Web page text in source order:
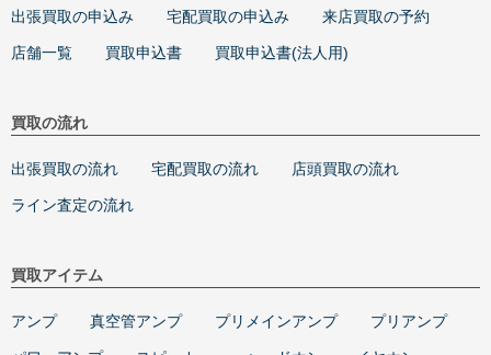
出張買取の申込み 宅配買取の申込み 来店買取の予約
店舗一覧 買取申込書 買取申込書(法人用)
買取の流れ
出張買取の流れ 宅配買取の流れ 店頭買取の流れ
ライン査定の流れ
買取アイテム
アンプ 真空管アンプ プリメインアンプ プリアンプ